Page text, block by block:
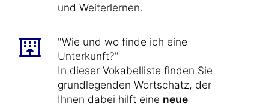
und Weiterlernen.
"Wie und wo finde ich eine
Unterkunft?"
In dieser Vokabelliste finden Sie
grundlegenden Wortschatz, der
Ihnen dabei hilft eine neue